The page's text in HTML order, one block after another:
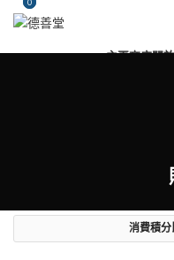
主頁商店關
0
0
消費積分